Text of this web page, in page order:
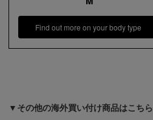
Find out more on your body type
▼その他の海外買い付け商品はこちら